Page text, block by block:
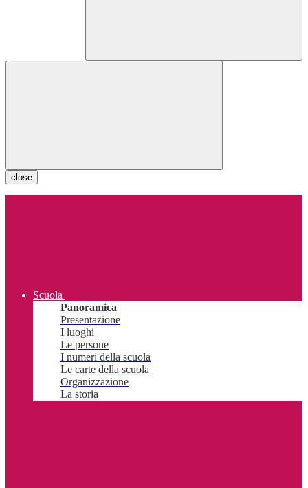
close
Scuola
Panoramica
Presentazione
I luoghi
Le persone
I numeri della scuola
Le carte della scuola
Organizzazione
La storia